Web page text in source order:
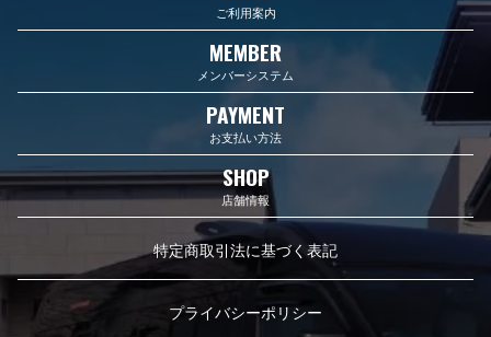
ご利用案内
MEMBER
メンバーシステム
PAYMENT
お支払い方法
SHOP
店舗情報
特定商取引法に基づく表記
プライバシーポリシー